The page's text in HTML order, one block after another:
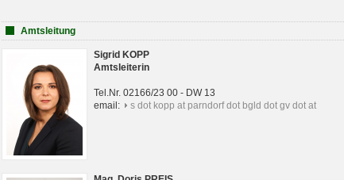
Amtsleitung
Sigrid KOPP
Amtsleiterin
Tel.Nr. 02166/23 00 - DW 13
email:
s dot kopp at parndorf dot bgld dot gv dot at